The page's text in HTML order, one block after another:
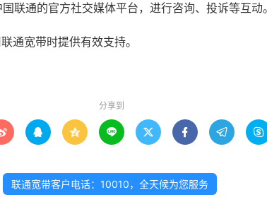
联通的官方社交媒体平台，进行咨询、投诉等互动。
通宽带时提供有效支持。
分享到
      
联通宽带客户电话：10010，全天候为您服务